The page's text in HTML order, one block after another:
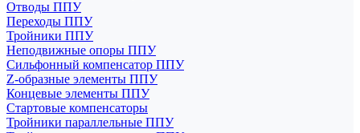
Отводы ППУ
Переходы ППУ
Тройники ППУ
Неподвижные опоры ППУ
Cильфонный компенсатор ППУ
Z-образные элементы ППУ
Концевые элементы ППУ
Стартовые компенсаторы
Тройники параллельные ППУ